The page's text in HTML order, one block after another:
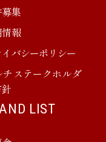
集
報
イバシーポリシー
チステークホルダ
LIST